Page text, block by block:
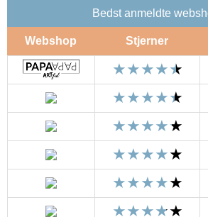
Bedst anmeldte
Webshop Stjerner